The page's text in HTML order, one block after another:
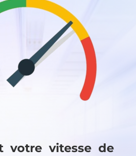
votre vitesse de